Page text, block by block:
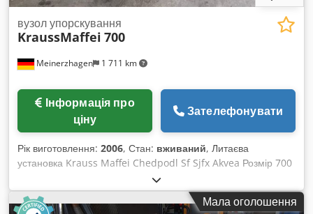
Meinerzhagen 1 711 km
вузол упорскування
KraussMaffei 700
ціну
Зателефонувати
Рік виготовлення: 2006, Стан: вживаний, Литаєва
установка Krauss Maffei Chedpodl Sf Sjfx Akvea Розмір 700
у комплекті з шнековим циліндром діаметром 50 мм, у
повній комплектації з усіма клапанами та сервоприводом
Мала оголошення